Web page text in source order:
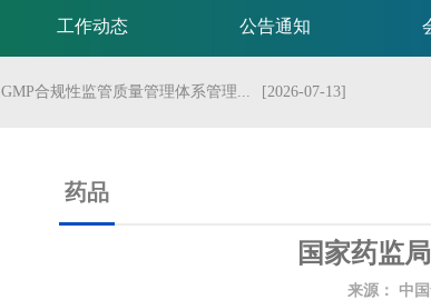
工作动态 公告通知
合规性监管质量管理体系管理... [2026-07-13]
防用mRNA疫苗临床试验技术指...
于开发适宜药品包装规格的指导原...
医药局 国家疾控局关于发布... [2026-06-25]
药品
国家药监
来源： 中